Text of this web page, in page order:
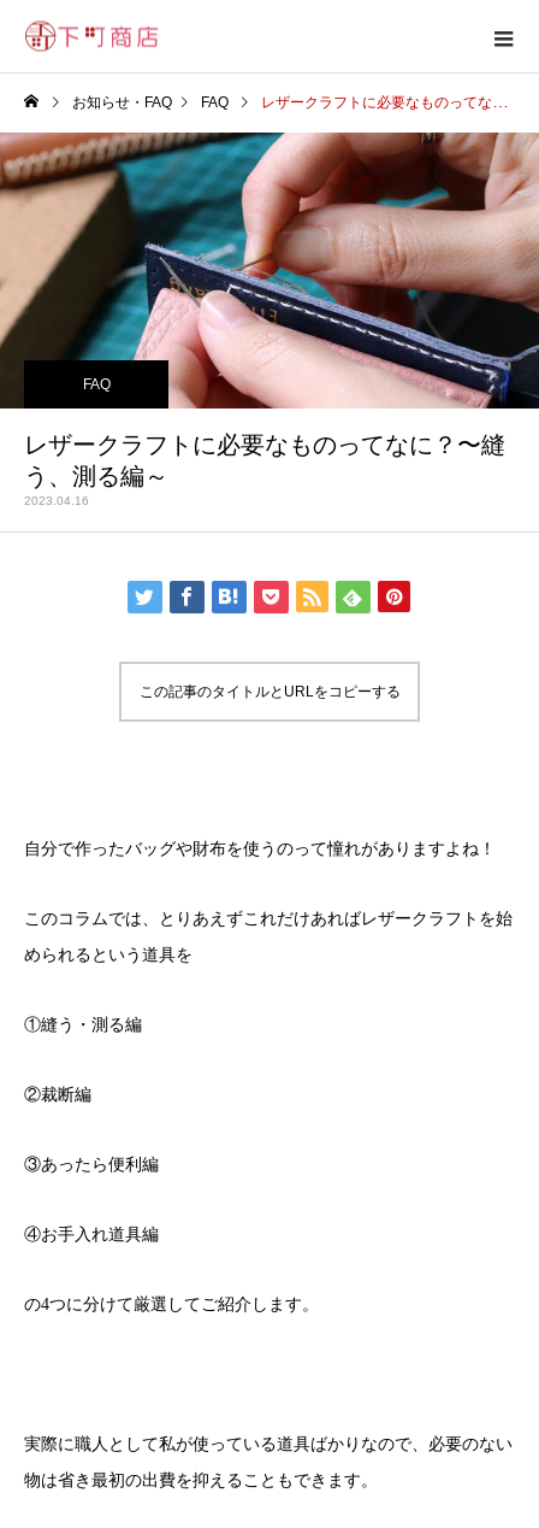
お知らせ・FAQ FAQ レザークラフトに必要なものってなに？〜縫う、測る編～
FAQ
レザークラフトに必要なものってなに？〜縫
う、測る編～
2023.04.16
この記事のタイトルとURLをコピーする
自分で作ったバッグや財布を使うのって憧れがありますよね！
このコラムでは、とりあえずこれだけあればレザークラフトを始
められるという道具を
①縫う・測る編
②裁断編
③あったら便利編
④お手入れ道具編
の4つに分けて厳選してご紹介します。
実際に職人として私が使っている道具ばかりなので、必要のない
物は省き最初の出費を抑えることもできます。